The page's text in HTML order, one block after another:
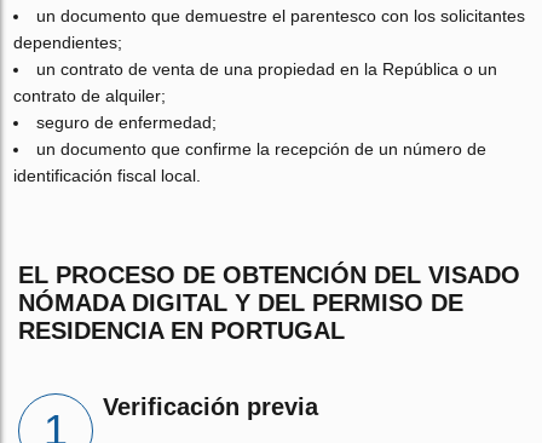
un documento que demuestre el parentesco con los solicitantes
dependientes;
un contrato de venta de una propiedad en la República o un
contrato de alquiler;
seguro de enfermedad;
un documento que confirme la recepción de un número de
identificación fiscal local.
EL PROCESO DE OBTENCIÓN DEL VISADO
NÓMADA DIGITAL Y DEL PERMISO DE
RESIDENCIA EN PORTUGAL
Verificación previa